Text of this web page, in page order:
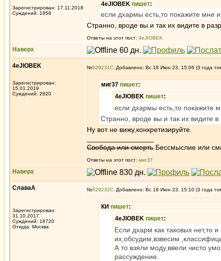
Зарегистрирован: 17.11.2018
Суждений: 1858
4eJIOBEK пишет:
если дхармы есть,то покажите мне
Странно, вроде вы и так их видите в
Ответы на этот пост: 4eJIOBEK
Наверх
4eJIOBEK
Зарегистрирован:
15.01.2019
Суждений: 2820
№629231 Добавлено: Вс 18 Июн 23, 15:06 (3 года
миг37 пишет:
4eJIOBEK пишет:
если дхармы есть,то покажите
Странно, вроде вы и так их видите
Ну вот не вижу,конкретизируйте.
Свобода или смерть Бессмыслие или
Ответы на этот пост: миг37
Наверх
СлаваА
Зарегистрирован:
31.10.2017
Суждений: 18720
Откуда: Москва
№629232 Добавлено: Вс 18 Июн 23, 15:10 (3 года
КИ пишет:
4eJIOBEK пишет:
Если дхарм как таковых нет,то
их,обсудим,взвесим
А то взяли моду,ввели чисто
рассуждение.